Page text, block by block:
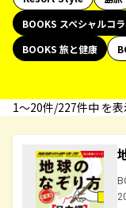
BOOKS スペシャルコ
BOOKS 旅と健康
1〜20件/227件中 を